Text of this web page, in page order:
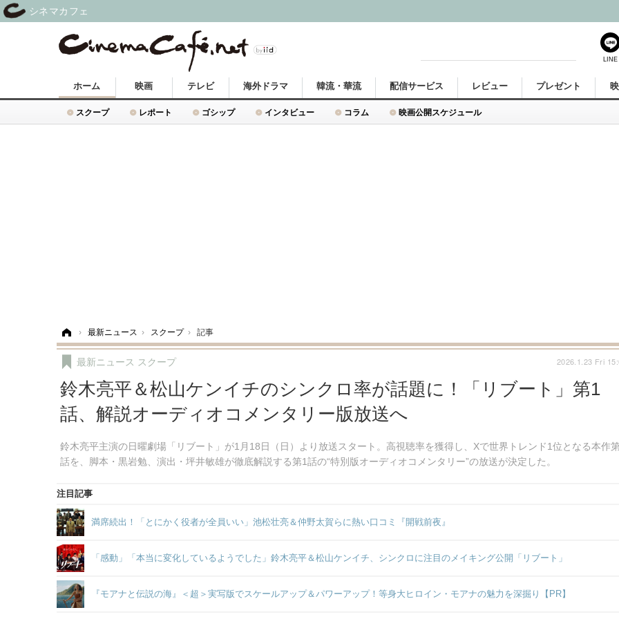
ホーム
スクープ レポート ゴシップ インタビュー コラム 映画公開スケジュール
映画 テレビ 海外ドラマ 韓流・華流 配信サービス レビュー プレゼント
› 最新ニュース › スクープ › 記事
鈴木亮平＆松山ケンイチのシンクロ率が話題に！「リブート」第1
話、解説オーディオコメンタリー版放送へ
鈴木亮平主演の日曜劇場「リブート」が1月18日（日）より放送スタート。高視聴率を獲得し、Xで世界トレンド1位となる本作
話を、脚本・黒岩勉、演出・坪井敏雄が徹底解説する第1話の“特別版オーディオコメンタリー”の放送が決定した。
最新ニュース スクープ 2026.1.23 Fri
注目記事
満席続出！「とにかく役者が全員いい」池松壮亮＆仲野太賀らに熱い口コミ『開戦前夜』
「感動」「本当に変化しているようでした」鈴木亮平＆松山ケンイチ、シンクロに注目のメイキング公開「リブート」
『モアナと伝説の海』＜超＞実写版でスケールアップ＆パワーアップ！等身大ヒロイン・モアナの魅力を深掘り【PR】
LINE
シネマカフェ